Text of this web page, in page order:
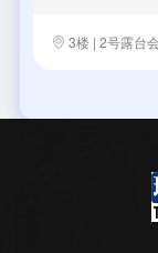
3楼 | 2号露台